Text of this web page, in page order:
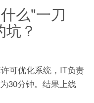
么"一刀
？
可优化系统，IT负责
30分钟。结果上线